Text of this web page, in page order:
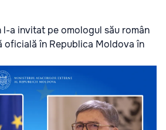
a invitat pe omologul său român
oficială în Republica Moldova în